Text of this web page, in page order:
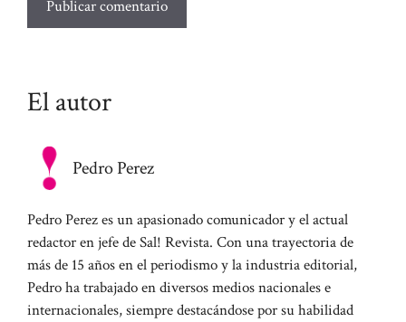
El autor
Pedro Perez
Pedro Perez es un apasionado comunicador y el actual
redactor en jefe de Sal! Revista. Con una trayectoria de
más de 15 años en el periodismo y la industria editorial,
Pedro ha trabajado en diversos medios nacionales e
internacionales, siempre destacándose por su habilidad